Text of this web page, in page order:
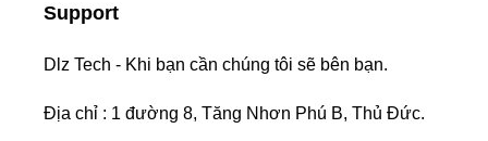
Support
Dlz Tech - Khi bạn cần chúng tôi sẽ bên bạn.
Địa chỉ : 1 đường 8, Tăng Nhơn Phú B, Thủ Đức.